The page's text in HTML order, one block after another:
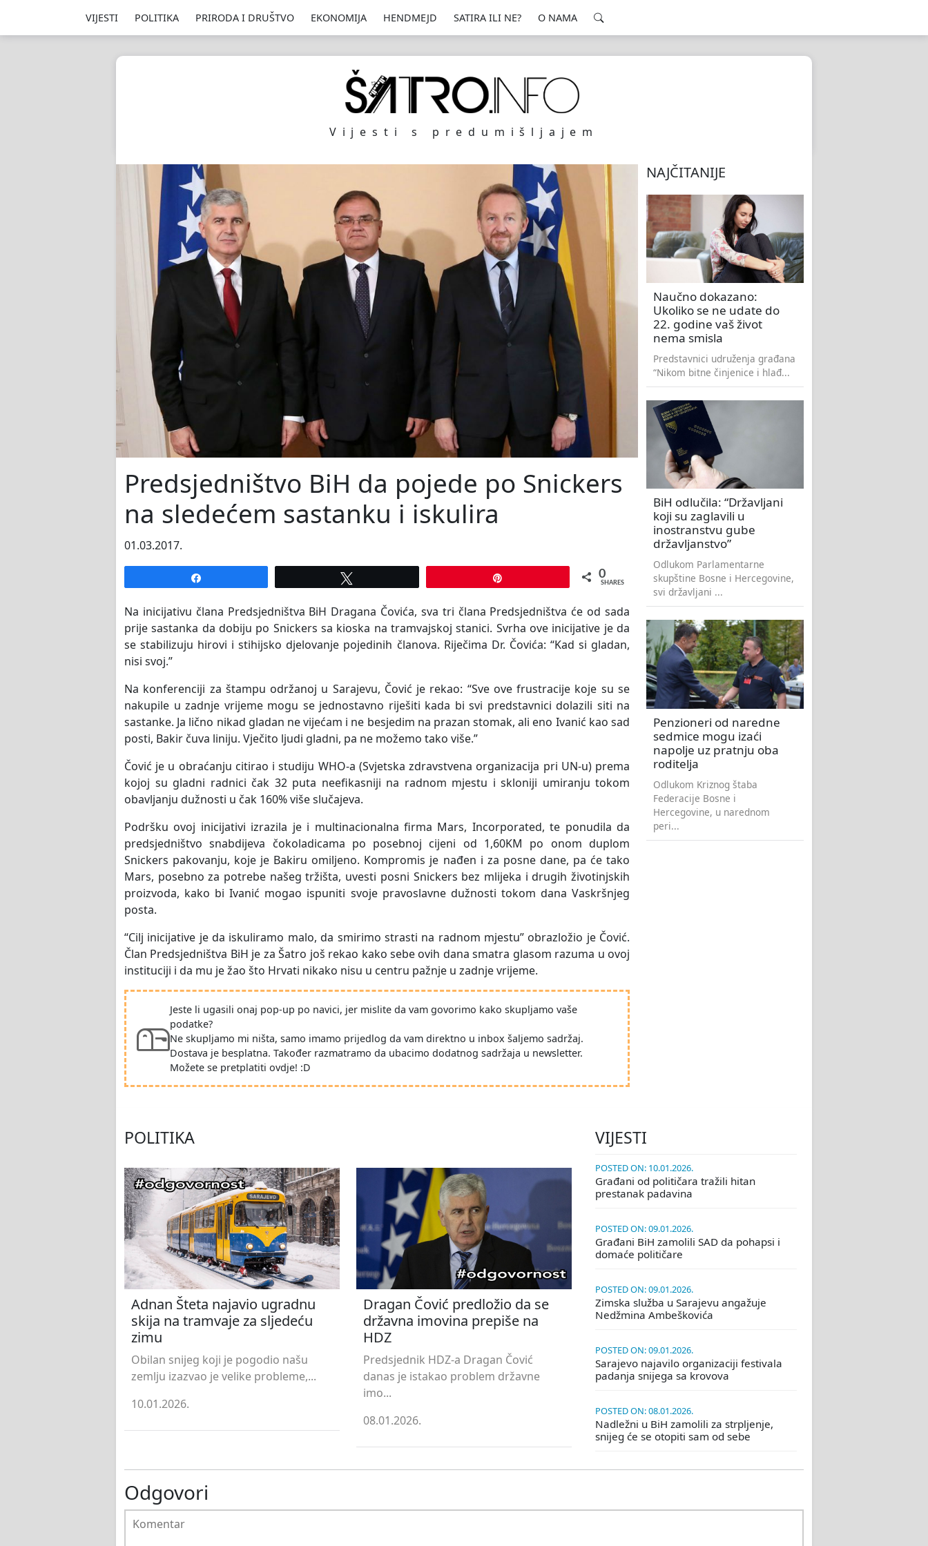
VIJESTI POLITIKA PRIRODA I DRUŠTVO EKONOMIJA HENDMEJD SATIRA ILI NE? O NAMA
Vijesti s predumišljajem
Predsjedništvo BiH da pojede po Snickers
na sledećem sastanku i iskulira
01.03.2017.
0
SHARES
Na inicijativu člana Predsjedništva BiH Dragana Čovića, sva tri člana Predsjedništva će od sada
prije sastanka da dobiju po Snickers sa kioska na tramvajskoj stanici. Svrha ove inicijative je da
se stabilizuju hirovi i stihijsko djelovanje pojedinih članova. Riječima Dr. Čovića: “Kad si gladan,
nisi svoj.”
Na konferenciji za štampu održanoj u Sarajevu, Čović je rekao: “Sve ove frustracije koje su se
nakupile u zadnje vrijeme mogu se jednostavno riješiti kada bi svi predstavnici dolazili siti na
sastanke. Ja lično nikad gladan ne vijećam i ne besjedim na prazan stomak, ali eno Ivanić kao sad
posti, Bakir čuva liniju. Vječito ljudi gladni, pa ne možemo tako više.”
Čović je u obraćanju citirao i studiju WHO-a (Svjetska zdravstvena organizacija pri UN-u) prema
kojoj su gladni radnici čak 32 puta neefikasniji na radnom mjestu i skloniji umiranju tokom
obavljanju dužnosti u čak 160% više slučajeva.
Podršku ovoj inicijativi izrazila je i multinacionalna firma Mars, Incorporated, te ponudila da
predsjedništvo snabdijeva čokoladicama po posebnoj cijeni od 1,60KM po onom duplom
Snickers pakovanju, koje je Bakiru omiljeno. Kompromis je nađen i za posne dane, pa će tako
Mars, posebno za potrebe našeg tržišta, uvesti posni Snickers bez mlijeka i drugih životinjskih
proizvoda, kako bi Ivanić mogao ispuniti svoje pravoslavne dužnosti tokom dana Vaskršnjeg
posta.
“Cilj inicijative je da iskuliramo malo, da smirimo strasti na radnom mjestu” obrazložio je Čović.
Član Predsjedništva BiH je za Šatro još rekao kako sebe ovih dana smatra glasom razuma u ovoj
instituciji i da mu je žao što Hrvati nikako nisu u centru pažnje u zadnje vrijeme.
Jeste li ugasili onaj pop-up po navici, jer mislite da vam govorimo kako skupljamo vaše
podatke?
Ne skupljamo mi ništa, samo imamo prijedlog da vam direktno u inbox šaljemo sadržaj.
Dostava je besplatna. Također razmatramo da ubacimo dodatnog sadržaja u newsletter.
Možete se pretplatiti ovdje! :D
NAJČITANIJE
Naučno dokazano:
Ukoliko se ne udate do
22. godine vaš život
nema smisla
Predstavnici udruženja građana
“Nikom bitne činjenice i hlađ...
BiH odlučila: “Državljani
koji su zaglavili u
inostranstvu gube
državljanstvo”
Odlukom Parlamentarne
skupštine Bosne i Hercegovine,
svi državljani ...
Penzioneri od naredne
sedmice mogu izaći
napolje uz pratnju oba
roditelja
Odlukom Kriznog štaba
Federacije Bosne i
Hercegovine, u narednom
peri...
POLITIKA
Adnan Šteta najavio ugradnu
skija na tramvaje za sljedeću
zimu
Obilan snijeg koji je pogodio našu
zemlju izazvao je velike probleme,...
10.01.2026.
Dragan Čović predložio da se
državna imovina prepiše na
HDZ
Predsjednik HDZ-a Dragan Čović
danas je istakao problem državne
imo...
08.01.2026.
VIJESTI
POSTED ON: 10.01.2026.
Građani od političara tražili hitan
prestanak padavina
POSTED ON: 09.01.2026.
Građani BiH zamolili SAD da pohapsi i
domaće političare
POSTED ON: 09.01.2026.
Zimska služba u Sarajevu angažuje
Nedžmina Ambeškovića
POSTED ON: 09.01.2026.
Sarajevo najavilo organizaciji festivala
padanja snijega sa krovova
POSTED ON: 08.01.2026.
Nadležni u BiH zamolili za strpljenje,
snijeg će se otopiti sam od sebe
Odgovori